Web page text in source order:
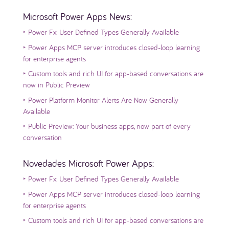
Microsoft Power Apps News:
‣ Power Fx: User Defined Types Generally Available
‣ Power Apps MCP server introduces closed-loop learning
for enterprise agents
‣ Custom tools and rich UI for app-based conversations are
now in Public Preview
‣ Power Platform Monitor Alerts Are Now Generally
Available
‣ Public Preview: Your business apps, now part of every
conversation
Novedades Microsoft Power Apps:
‣ Power Fx: User Defined Types Generally Available
‣ Power Apps MCP server introduces closed-loop learning
for enterprise agents
‣ Custom tools and rich UI for app-based conversations are